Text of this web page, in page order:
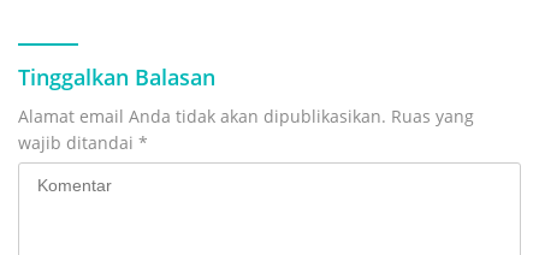
Tinggalkan Balasan
Alamat email Anda tidak akan dipublikasikan. Ruas yang
wajib ditandai *